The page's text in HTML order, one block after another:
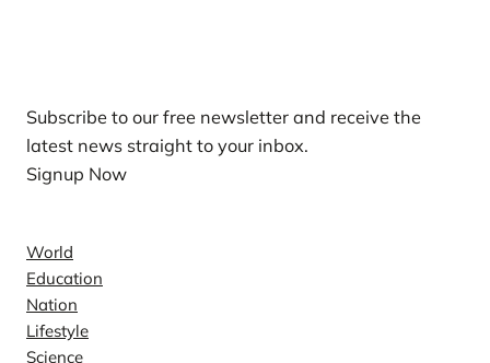
Subscribe to our free newsletter and receive the
latest news straight to your inbox.
Signup Now
World
Education
Nation
Lifestyle
Science